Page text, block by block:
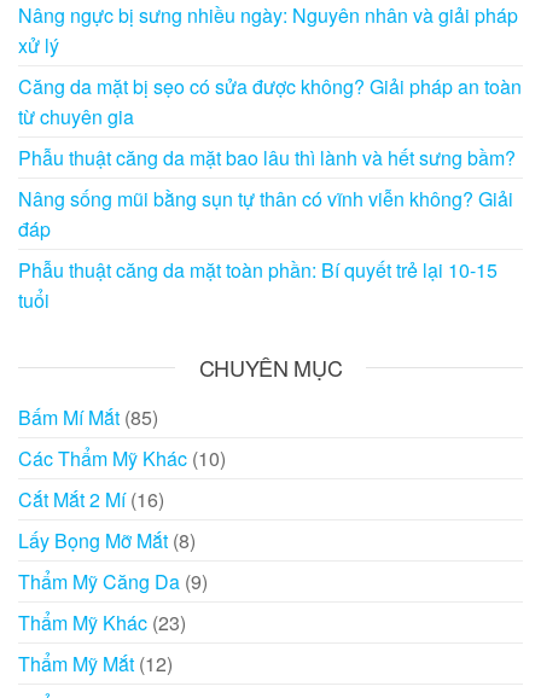
Nâng ngực bị sưng nhiều ngày: Nguyên nhân và giải pháp
xử lý
Căng da mặt bị sẹo có sửa được không? Giải pháp an toàn
từ chuyên gia
Phẫu thuật căng da mặt bao lâu thì lành và hết sưng bầm?
Nâng sống mũi bằng sụn tự thân có vĩnh viễn không? Giải
đáp
Phẫu thuật căng da mặt toàn phần: Bí quyết trẻ lại 10-15
tuổi
CHUYÊN MỤC
Bấm Mí Mắt (85)
Các Thẩm Mỹ Khác (10)
Cắt Mắt 2 Mí(16)
Lấy Bọng Mỡ Mắt (8)
Thẩm Mỹ Căng Da (9)
Thẩm Mỹ Khác (23)
Thẩm Mỹ Mắt (12)